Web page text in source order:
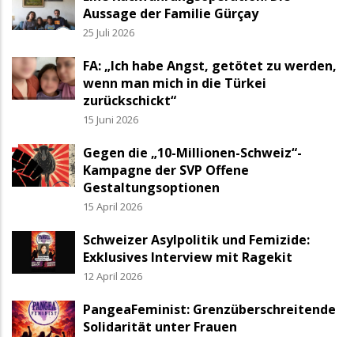
Aussage der Familie Gürçay
25 Juli 2026
FA: „Ich habe Angst, getötet zu werden,
wenn man mich in die Türkei
zurückschickt“
15 Juni 2026
Gegen die „10-Millionen-Schweiz“-
Kampagne der SVP Offene
Gestaltungsoptionen
15 April 2026
Schweizer Asylpolitik und Femizide:
Exklusives Interview mit Ragekit
12 April 2026
PangeaFeminist: Grenzüberschreitende
Solidarität unter Frauen